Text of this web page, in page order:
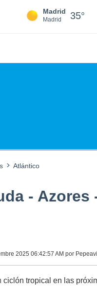
Madrid
Madrid 35°
Atlántico
-
2025 06:42:57 AM por
ciclón tropical en las